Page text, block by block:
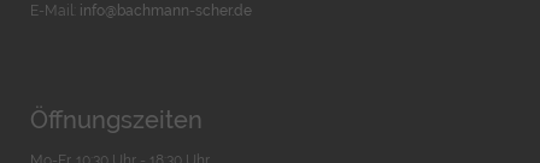
E-Mail: info@bachmann-scher.de
Öffnungszeiten